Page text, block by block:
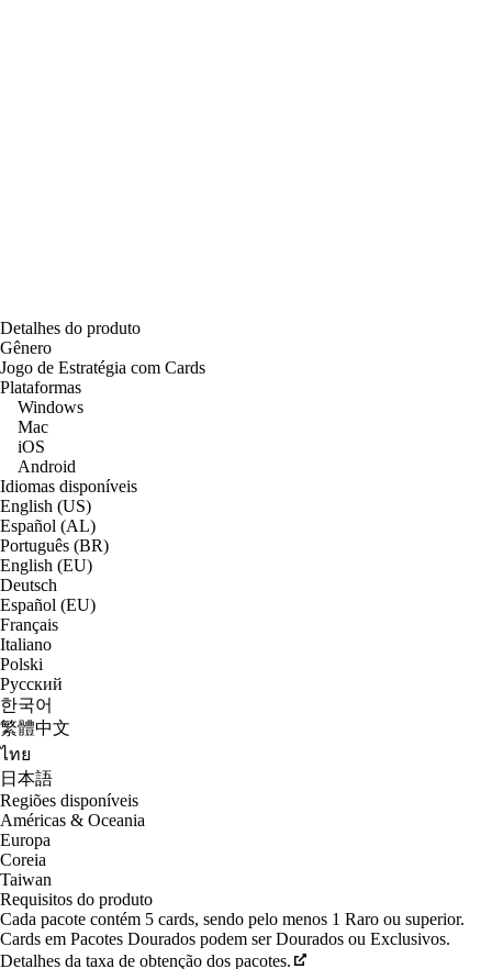
Detalhes do produto
Gênero
Jogo de Estratégia com Cards
Plataformas
Windows
Mac
iOS
Android
Idiomas disponíveis
English (US)
Español (AL)
Português (BR)
English (EU)
Deutsch
Español (EU)
Français
Italiano
Polski
Русский
한국어
繁體中文
ไทย
日本語
Regiões disponíveis
Américas & Oceania
Europa
Coreia
Taiwan
Requisitos do produto
Cada pacote contém 5 cards, sendo pelo menos 1 Raro ou superior.
Cards em Pacotes Dourados podem ser Dourados ou Exclusivos.
Detalhes da taxa de obtenção dos pacotes.